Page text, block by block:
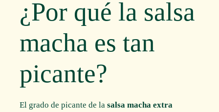
¿Por qué la salsa
macha es tan
picante?
El grado de picante de lasalsa macha extra